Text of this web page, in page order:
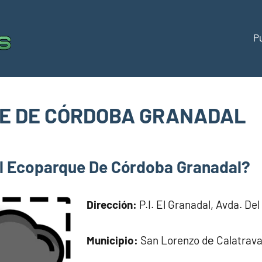
limpios
puntos
España
DE CÓRDOBA GRANADAL
Ecoparque De Córdoba Granadal?
Dirección: P.I. El Granadal, Avda.
Municipio: San Lorenzo dе Calatrava